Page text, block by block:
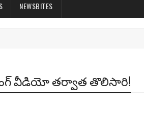
NEWSBITES
వీడియో తర్వాత తొలిసారి!